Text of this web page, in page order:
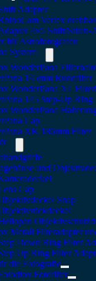
Adapter
Vertex
4×5 Shift/Stitch-
für Astrofotografen
System
WonderPana
145mm Rundfilter
WonderPana XL
145 Step-Up Ring
WonderPana
Cap
XK 186mm Filter
und
Cap
Snap
Metall Filteradapter
Down Ring Filter
Up Ring Filter
die Fotografie
Fotofilter